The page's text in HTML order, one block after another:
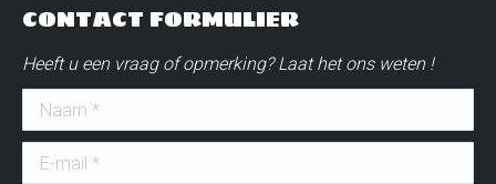
CONTACT FORMULIER
Heeft u een vraag of opmerking? Laat het ons weten !
Naam *
E-mail *